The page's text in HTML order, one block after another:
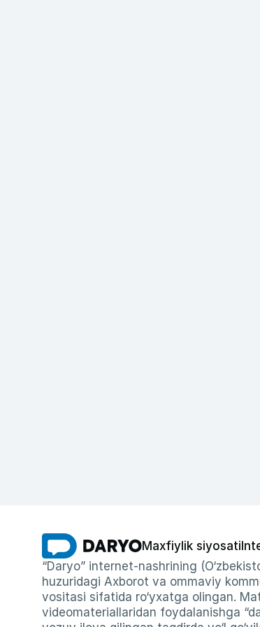
Maxfiylik siyosati
“Daryo” internet-nashrining
huzuridagi Axborot va ommaviy
vositasi sifatida ro‘yxatga olingan.
videomateriallaridan foydalanishga